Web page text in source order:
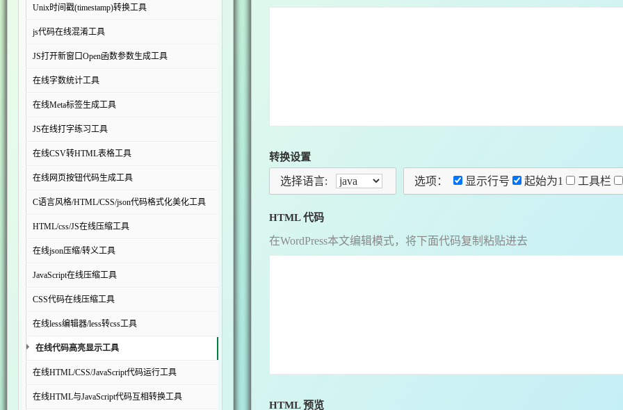
Unix时间戳(timestamp)转换工具
js代码在线混淆工具
JS打开新窗口Open函数参数生成工具
在线字数统计工具
在线Meta标签生成工具
JS在线打字练习工具
在线CSV转HTML表格工具
在线网页按钮代码生成工具
C语言风格/HTML/CSS/json代码格式化美化工具
HTML/css/JS在线压缩工具
在线json压缩/转义工具
JavaScript在线压缩工具
CSS代码在线压缩工具
在线less编辑器/less转css工具
在线代码高亮显示工具
在线HTML/CSS/JavaScript代码运行工具
在线HTML与JavaScript代码互相转换工具
转换设置
选择语言: 选项： 显示行号 起始为1 工具栏
HTML 代码
在WordPress本文编辑模式，将下面代码复制粘贴进去
HTML 预览